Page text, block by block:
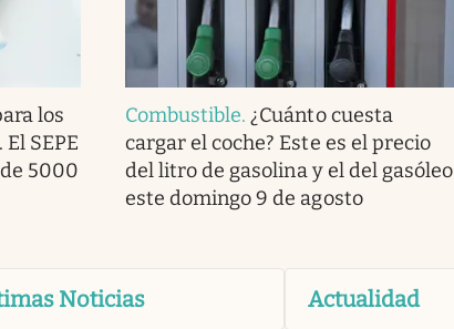
los
SEPE
5000
Combustible. ¿Cuánto cuesta
cargar el coche? Este es el precio
del litro de gasolina y el del gasóleo
este domingo 9 de agosto
Noticias Actualidad